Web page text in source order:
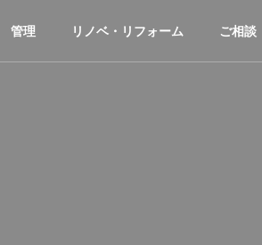
管理 リノベ・リフォーム ご相談